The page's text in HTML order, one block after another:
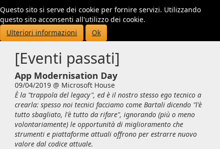
Questo sito si serve dei cookie per fornire servizi. Utilizzando
questo sito acconsenti all'utilizzo dei cookie.
Ulteriori informazioni
Ok
[Eventi passati]
App Modernisation Day
09/04/2019 @ Microsoft House
È la "trappola del legacy", ed è il nostro stesso ego tecnico a
crearla: spesso noi tecnici facciamo come Bartali dicendo "l'è
tutto sbagliato, l'è tutto da rifare", ignorando (più o meno
volontariamente) le opportunità di miglioramento che
strumenti e piattaforme attuali offrono per estrarre nuovo
valore dal codice attuale.